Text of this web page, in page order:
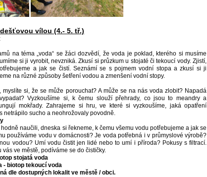
vílou (4.- 5. tř.)
na téma „voda“ se žáci dozvědí, že voda je poklad, kterého si musíme
si ji vyrobit, nevzniká. Zkusí si průzkum u stojaté či tekoucí vody. Zjistí,
a jak se čistí. Seznámí se s pojmem vodní stopa a zkusí si ji
na různé způsoby šetření vodou a zmenšení vodní stopy.
myslíte si, že se může porouchat? A může se na nás voda zlobit? Napadá
Vyzkoušíme si, k čemu slouží přehrady, co jsou to meandry a
mokřady. Zahrajeme si hru, ve které si vyzkoušíme, jaká opatření
netrápilo sucho a neohrožovaly povodně.
naučili, dneska si řekneme, k čemu všemu vodu potřebujeme a jak se
používáme vodu v domácnosti? Je voda potřebná i v průmyslové výrobě?
vodou? Umí vodu čistit jen lidé nebo to umí i příroda? Pokusy s filtrací.
vás ve městě, podíváme se do čističky.
stojatá voda
- biotop tekoucí voda
dle dostupných lokalit ve městě / obci.